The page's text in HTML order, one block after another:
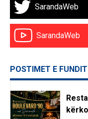
SarandaWeb
SarandaWeb
POSTIMET E FUNDIT